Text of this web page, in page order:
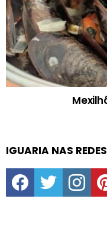
IGUARIA NAS
facebooktwitter